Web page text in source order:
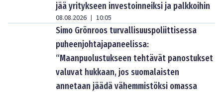
jää yritykseen investoinneiksi ja palkkoihin
08.08.2026 | 10:05
Simo Grönroos turvallisuuspoliittisessa
puheenjohtajapaneelissa:
“Maanpuolustukseen tehtävät panostukset
valuvat hukkaan, jos suomalaisten
annetaan jäädä vähemmistöksi omassa